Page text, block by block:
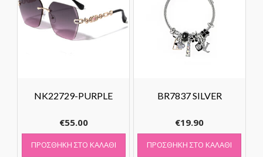
NK22729-PURPLE
€55.00
ΠΡΟΣΘΉΚΗ ΣΤΟ ΚΑΛΆΘΙ
BR7837 SILVER
€19.90
ΠΡΟΣΘΉΚΗ ΣΤΟ ΚΑΛΆΘΙ